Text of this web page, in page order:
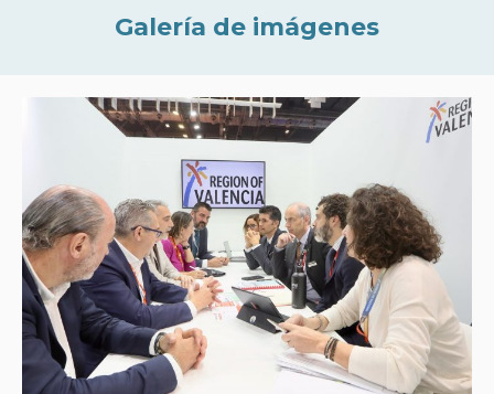
Galería de imágenes